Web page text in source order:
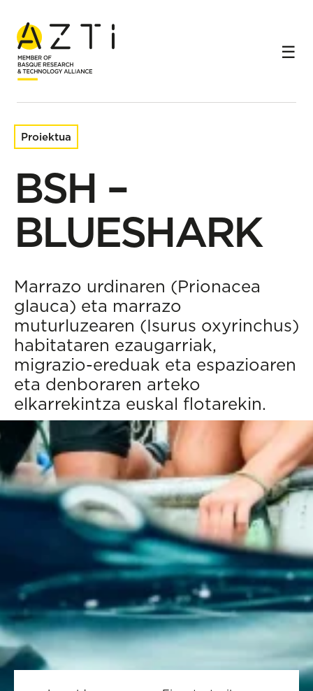
Hasiera Ikerketa-proiektuak
Proiektua
BSH –
BLUESHARK
Marrazo urdinaren (Prionacea
glauca) eta marrazo
muturluzearen (Isurus oxyrinchus)
habitataren ezaugarriak,
migrazio-ereduak eta espazioaren
eta denboraren arteko
elkarrekintza euskal flotarekin.